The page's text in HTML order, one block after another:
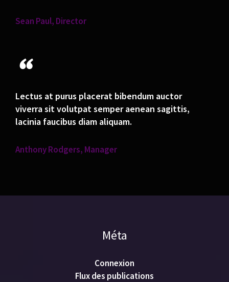
Sean Paul, Director
“
Lectus at purus placerat bibendum auctor
viverra sit volutpat semper aenean sagittis,
lacinia faucibus diam aliquam.
Anthony Rodgers, Manager
Méta
Connexion
Flux des publications